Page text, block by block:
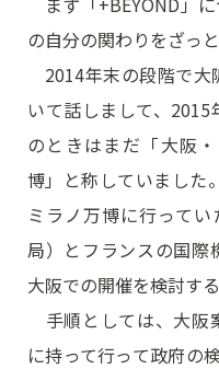
の自分の関わりをざっ
2014年末の段階で大
いて話しまして、
のときはまだ「大阪
博」と称していました
ミラノ万博に行って
局）とフランスの国際
大阪での開催を検討す
手順としては、大阪
に持って行って政府の